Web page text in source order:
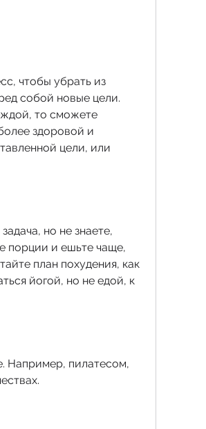
собой новые цели.
то сможете
здоровой и
цели, или
но не знаете,
порции и ешьте чаще,
план похудения, как
йогой, но не едой, к
Например, пилатесом,